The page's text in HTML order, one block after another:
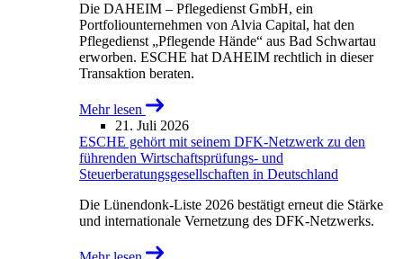
Die DAHEIM – Pflegedienst GmbH, ein
Portfoliounternehmen von Alvia Capital, hat den
Pflegedienst „Pflegende Hände“ aus Bad Schwartau
erworben. ESCHE hat DAHEIM rechtlich in dieser
Transaktion beraten.
Mehr lesen
21. Juli 2026
ESCHE gehört mit seinem DFK-Netzwerk zu den
führenden Wirtschaftsprüfungs- und
Steuerberatungsgesellschaften in Deutschland
Die Lünendonk-Liste 2026 bestätigt erneut die Stärke
und internationale Vernetzung des DFK-Netzwerks.